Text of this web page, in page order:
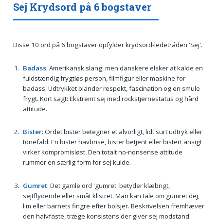
Sej Krydsord på 6 bogstaver
Disse 10 ord på 6 bogstaver opfylder krydsord-ledetråden 'Sej'.
Badass: Amerikansk slang, men danskere elsker at kalde en
fuldstændig frygtløs person, filmfigur eller maskine for
badass. Udtrykket blander respekt, fascination og en smule
frygt. Kort sagt: Ekstremt sej med rockstjernestatus og hård
attitude.
Bister: Ordet bister betegner et alvorligt, lidt surt udtryk eller
tonefald. En bister havbrise, bister betjent eller bistert ansigt
virker kompromisløst. Den totalt no-nonsense attitude
rummer en særlig form for sej kulde.
Gumret: Det gamle ord 'gumret' betyder klæbrigt,
sejtflydende eller småt klistret. Man kan tale om gumret dej,
lim eller barnets fingre efter bolsjer. Beskrivelsen fremhæver
den halvfaste, træge konsistens der giver sej modstand.